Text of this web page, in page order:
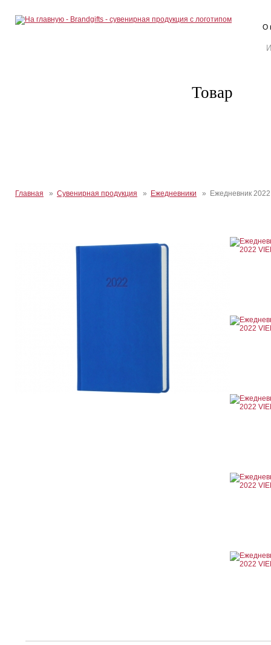
О
Товар
Главная » Сувенирная продукция » Ежедневники » Ежедневник 2022